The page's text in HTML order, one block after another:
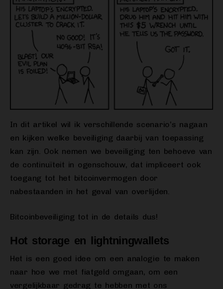
In dit artikel wil ik verschillende scenario’s nagaan
en kijken welke beveiliging daarbij van toepassing
kan zijn. Ook nemen we beveiliging ten behoeve van
de continuïteit in ogenschouw, dat impliceert ook
toegang tot het bitcoinvermogen door
nabestaanden in het geval van overlijden.
Bitcoinbeveiliging tot in de details dus!
Hot storage en lightningwallets
Het is een goed idee om een analogie te maken
naar hoe we met fiatgeld omgaan, om een
vergelijkbaar gedrag te hebben met ons